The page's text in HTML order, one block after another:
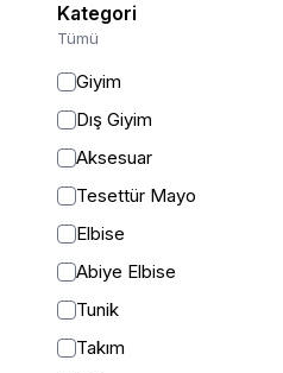
Kategori
Tümü
Giyim
Dış Giyim
Aksesuar
Tesettür Mayo
Elbise
Abiye Elbise
Tunik
Takım